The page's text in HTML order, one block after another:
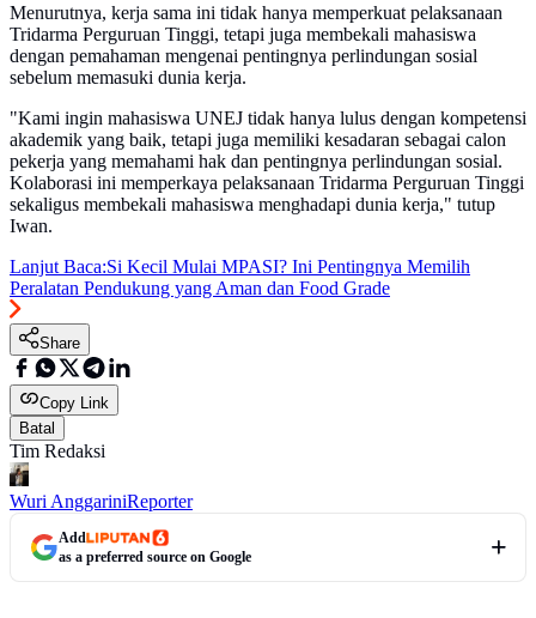
Menurutnya, kerja sama ini tidak hanya memperkuat pelaksanaan
Tridarma Perguruan Tinggi, tetapi juga membekali mahasiswa
dengan pemahaman mengenai pentingnya perlindungan sosial
sebelum memasuki dunia kerja.
"Kami ingin mahasiswa UNEJ tidak hanya lulus dengan kompetensi
akademik yang baik, tetapi juga memiliki kesadaran sebagai calon
pekerja yang memahami hak dan pentingnya perlindungan sosial.
Kolaborasi ini memperkaya pelaksanaan Tridarma Perguruan Tinggi
sekaligus membekali mahasiswa menghadapi dunia kerja," tutup
Iwan.
Lanjut Baca:Si Kecil Mulai MPASI? Ini Pentingnya Memilih
Peralatan Pendukung yang Aman dan Food Grade
Share
Copy Link
Batal
Tim Redaksi
Wuri AnggariniReporter
Add
as a preferred source on Google